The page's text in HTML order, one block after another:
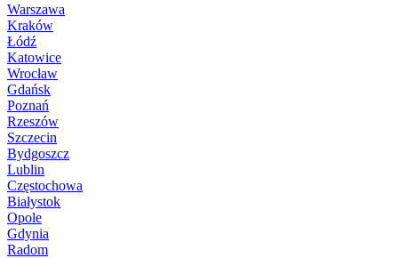
Warszawa
Kraków
Łódź
Katowice
Wrocław
Gdańsk
Poznań
Rzeszów
Szczecin
Bydgoszcz
Lublin
Częstochowa
Białystok
Opole
Gdynia
Radom